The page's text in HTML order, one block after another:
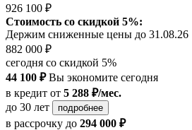
926 100 ₽
Стоимость со скидкой 5%:
Держим сниженные цены до 31.08.26
882 000 ₽
сегодня со скидкой 5%
44 100 ₽Вы экономите сегодня
в кредит от 5 288 ₽/мес.
до 30 лет
подробнее
в рассрочку до 294 000 ₽